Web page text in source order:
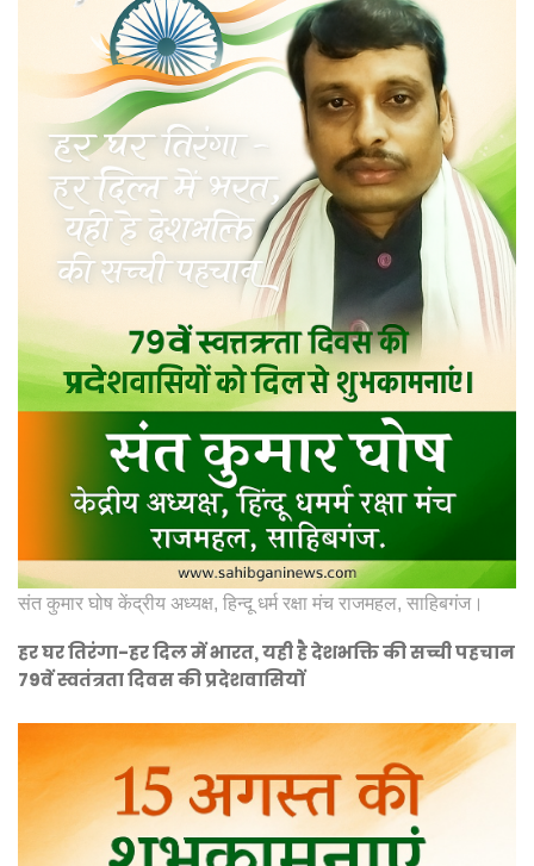
संत कुमार घोष केंद्रीय अध्यक्ष, हिन्दू धर्म रक्षा मंच राजमहल, साहिबगंज।
हर घर तिरंगा-हर दिल में भारत, यही है देशभक्ति की सच्ची पहचान
79वें स्वतंत्रता दिवस की प्रदेशवासियों